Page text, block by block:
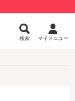
検索 マイメニュー